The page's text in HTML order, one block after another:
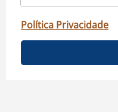
Política Privacidade